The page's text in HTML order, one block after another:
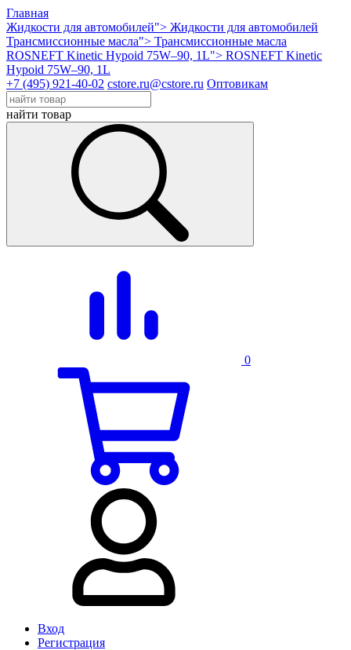
Главная
Жидкости для автомобилей"> Жидкости для автомобилей
Трансмиссионные масла"> Трансмиссионные масла
ROSNEFT Kinetic Hypoid 75W–90, 1L"> ROSNEFT Kinetic
Hypoid 75W–90, 1L
+7 (495) 921-40-02 cstore.ru@cstore.ru Оптовикам
найти товар
0
Вход
Регистрация